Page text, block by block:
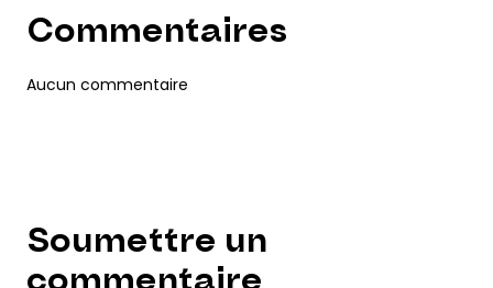
Commentaires
Aucun commentaire
Soumettre un